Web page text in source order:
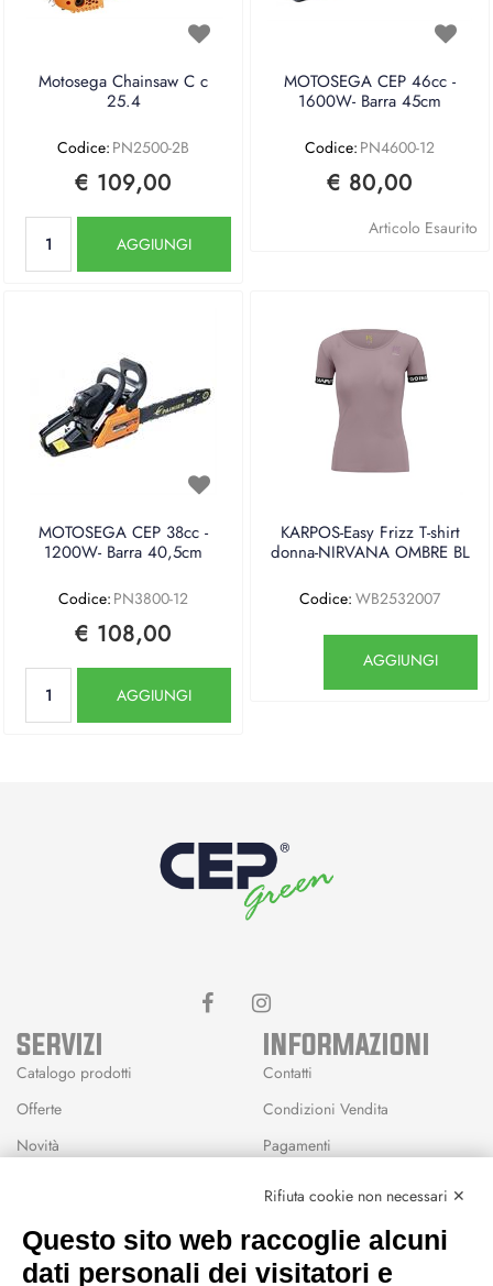
Motosega Chainsaw C c
25.4
Codice: PN2500-2B
€ 109,00
AGGIUNGI
MOTOSEGA CEP 46cc -
1600W- Barra 45cm
Codice: PN4600-12
€ 80,00
Articolo Esaurito
MOTOSEGA CEP 38cc -
1200W- Barra 40,5cm
Codice: PN3800-12
€ 108,00
AGGIUNGI
KARPOS-Easy Frizz T-shirt
donna-NIRVANA OMBRE BL
Codice: WB2532007
AGGIUNGI
SERVIZI
Catalogo prodotti
Offerte
Novità
Wishlist
INFORMAZIONI
Contatti
Condizioni Vendita
Pagamenti
Rifiuta cookie non necessari ✕
Questo sito web raccoglie alcuni
dati personali dei visitatori e